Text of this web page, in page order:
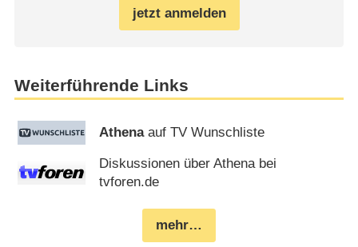
jetzt anmelden
Weiterführende Links
Athenaauf TV Wunschliste
Diskussionen über Athena bei
tvforen.de
mehr…